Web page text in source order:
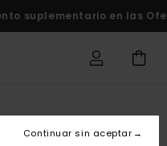
suplementario en las
Continuar sin aceptar